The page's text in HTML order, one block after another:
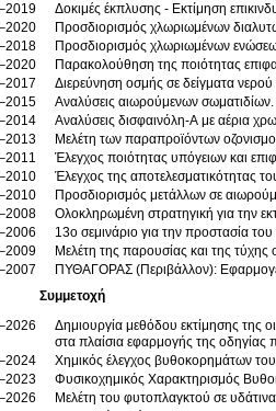
Δοκιμές έκπλυσης - Εκτίμηση
Προσδιορισμός χλωριωμένων
Προσδιορισμός χλωριωμένων
Παρακολούθηση της ποιότητας
Διερεύνηση οσμής σε δείγματα νερού
Αναλύσεις αιωρούμενων σωματιδίων.
Αναλύσεις δισφαινόλη-Α με αέρια
Μελέτη των παραπροϊόντων
Έλεγχος ποιότητας υπόγειων και
Έλεγχος της αποτελεσματικότητας
Προσδιορισμός μετάλλων σε
Ολοκληρωμένη στρατηγική για την
13ο σεμινάριο για την προστασία
Μελέτη της παρουσίας και της
ΠΥΘΑΓΟΡΑΣ (Περιβάλλον):
Συμμετοχή
Δημιουργία μεθόδου εκτίμησης της
στα πλαίσια εφαρμογής της οδηγίας
Χημικός έλεγχος βυθοκορημάτων
Φυσικοχημικός Χαρακτηρισμός
Μελέτη του φυτοπλαγκτού σε